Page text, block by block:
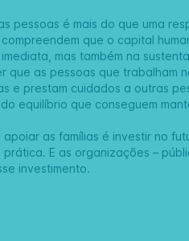
pessoas é mais do que uma
compreendem que o capital
mas também na
que as pessoas que trabalham
e prestam cuidados a outras
equilíbrio que conseguem
as famílias é investir no
prática. E as organizações –
investimento.